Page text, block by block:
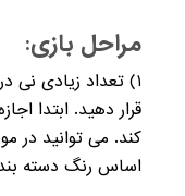
مراحل بازی:
۱) تعداد زیادی نی
قرار دهید. ابتدا
کند. می توانید در
اساس رنگ دسته